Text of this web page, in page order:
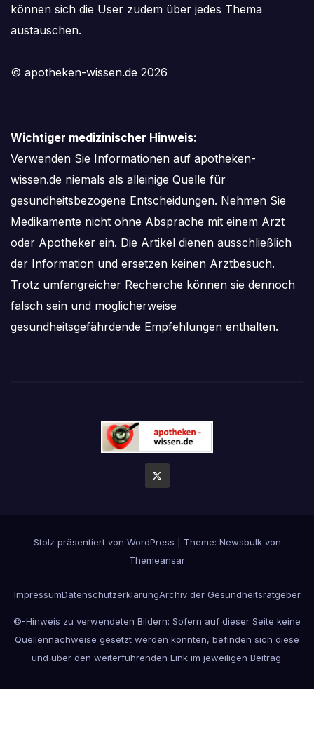
können sich die User zudem über jedes Thema
austauschen.
© apotheken-wissen.de 2026
Wichtiger medizinischer Hinweis:
Verwenden Sie Informationen auf apotheken-
wissen.de niemals als alleinige Quelle für
gesundheitsbezogene Entscheidungen. Nehmen Sie
Medikamente nicht ohne Absprache mit einem Arzt
oder Apotheker ein. Die Artikel dienen ausschließlich
der Information und ersetzen keinen Arztbesuch.
Trotz umfangreicher Recherche können sie dennoch
falsch sein und möglicherweise
gesundheitsgefährdende Empfehlungen enthalten.
Stolz präsentiert von WordPress Theme: Newsbulkvon
Themeansar
ImpressumDatenschutzerklärungArchiv der Gesundheitsratgeber
©-Hinweis zu verwendeten Bildern: Sofern auf dieser Seite keine
Quellennachweise gesetzt werden konnten, befinden sich diese
und über den weiterführenden Link im jeweiligen Beitrag.